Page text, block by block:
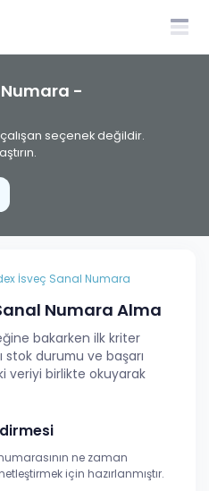
-
seçenek değildir.
İsveç Sanal Numara
Numara Alma
bakarken ilk kriter
durumu ve başarı
veriyi birlikte okuyarak
ne zaman
için hazırlanmıştır.